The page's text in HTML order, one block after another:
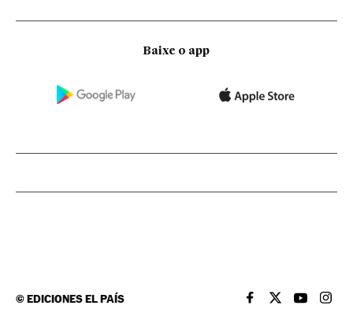
Baixe o app
©EDICIONES EL PAÍS EL PAÍS BRASIL EN
EL PAÍSEL PAÍS
EL